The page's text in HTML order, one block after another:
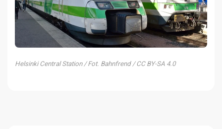
Helsinki Central Station / Fot. Bahnfrend / CC BY-SA 4.0